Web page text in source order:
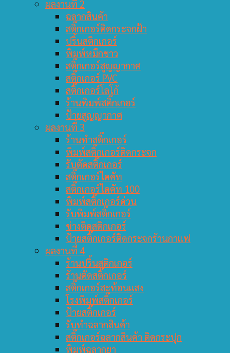
ผลงานที่ 2
ฉลากสินค้า
สติ๊กเกอร์ติดกระจกฝ้า
ปริ้นสติกเกอร์
พิมพ์หมึกขาว
สติ๊กเกอร์สูญญากาศ
สติ๊กเกอร์ PVC
สติ๊กเกอร์โลโก้
ร้านพิมพ์สติ๊กเกอร์
ป้ายสูญญากาศ
ผลงานที่ 3
ร้านทำสติ๊กเกอร์
พิมพ์สติ๊กเกอร์ติดกระจก
รับตัดสติ๊กเกอร์
สติ๊กเกอร์ไดคัท
สติ๊กเกอร์ไดคัท 100
พิมพ์สติ๊กเกอร์ด่วน
รับพิมพ์สติ๊กเกอร์
ช่างติดสติกเกอร์
ป้ายสติ๊กเกอร์ติดกระจกร้านกาแฟ
ผลงานที่ 4
ร้านปริ้นสติกเกอร์
ร้านตัดสติ๊กเกอร์
สติ๊กเกอร์สะท้อนแสง
โรงพิมพ์สติ๊กเกอร์
ป้ายสติ๊กเกอร์
รับทำฉลากสินค้า
สติ๊กเกอร์ฉลากสินค้า ติดกระปุก
พิมพ์ฉลากยา